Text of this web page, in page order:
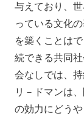
与えており、
っている文化
を築くことは
続できる共同
会なしでは、
リ－ドマンは
の効力にどう